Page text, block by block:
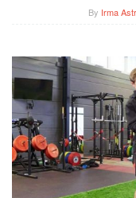
By Irma